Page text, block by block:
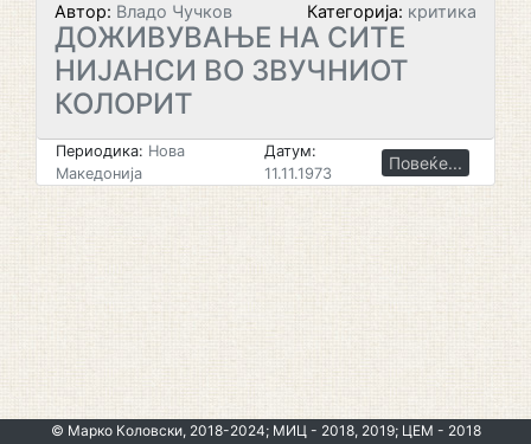
Автор: Владо Чучков Категорија: критика
ДОЖИВУВАЊЕ НА СИТЕ
НИЈАНСИ ВО ЗВУЧНИОТ
КОЛОРИТ
Периодика: Нова
Македонија
Датум:
11.11.1973
Повеќе...
© Марко Коловски, 2018-2024; МИЦ - 2018, 2019; ЦЕМ - 2018